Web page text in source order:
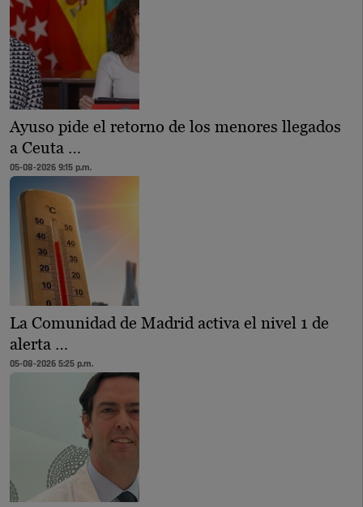
Ayuso pide el retorno de los menores llegados
a Ceuta …
05-08-2026 9:15 p.m.
La Comunidad de Madrid activa el nivel 1 de
alerta …
05-08-2026 5:25 p.m.